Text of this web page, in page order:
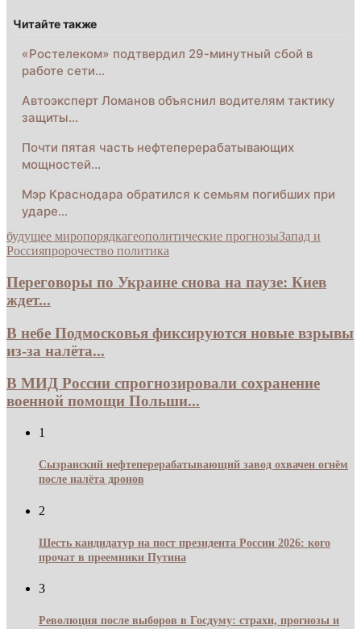
Читайте также
«Ростелеком» подтвердил 29-минутный сбой в
работе сети…
Автоэксперт Ломанов объяснил водителям тактику
защиты…
Почти пятая часть нефтеперерабатывающих
мощностей…
Мэр Краснодара обратился к семьям погибших при
ударе…
будущее миропорядкагеополитические прогнозыЗапад и
Россияпророчество политика
Переговоры по Украине снова на паузе: Киев
ждет...
В небе Подмосковья фиксируются новые взрывы
из-за налёта...
В МИД России спрогнозировали сохранение
военной помощи Польши...
1
Сызранский нефтеперерабатывающий завод охвачен огнём
после налёта дронов
2
Шесть кандидатур на пост президента России 2026: кого
прочат в преемники Путина
3
Революция после выборов в Госдуму: страхи, прогнозы и